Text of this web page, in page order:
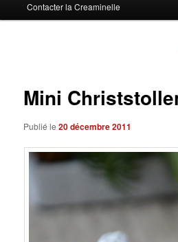
Contacter la Creaminelle
Mini
Publié le20 décembre 2011